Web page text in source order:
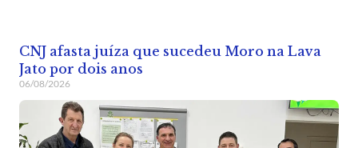
CNJ afasta juíza que sucedeu Moro na Lava
Jato por dois anos
06/08/2026